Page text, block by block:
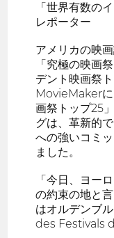
「世界有数の
レポーター
アメリカの映
「究極の映画
デント映画祭
MovieMakerに
画祭トップ25
グは、革新的
への強いコミ
ました。
「今日、ヨー
の約束の地と
はオルデンブ
des Festivals